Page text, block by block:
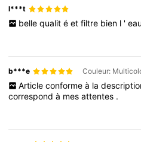
l***t
belle qualit é et filtre bien l ' eau
b***e
Article conforme à la
correspondà mesattentes .